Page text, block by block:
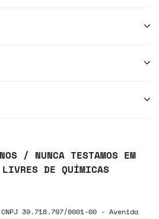
/ NUNCA TESTAMOS EM
DE QUÍMICAS
39.718.797/0001-00 - Avenida